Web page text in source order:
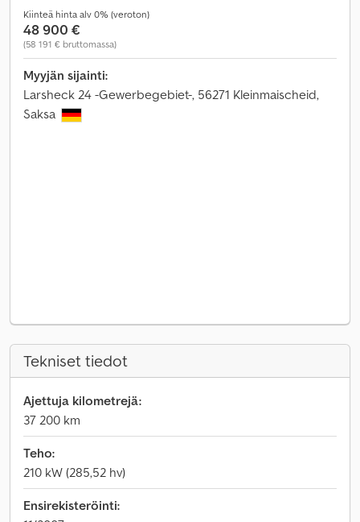
Kiinteä hinta alv 0% (veroton)
48 900 €
(58 191 € bruttomassa)
Myyjän sijainti:
Larsheck 24 -Gewerbegebiet-, 56271 Kleinmaischeid,
Saksa
Tekniset tiedot
Ajettuja kilometrejä:
37 200 km
Teho:
210 kW (285,52 hv)
Ensirekisteröinti: